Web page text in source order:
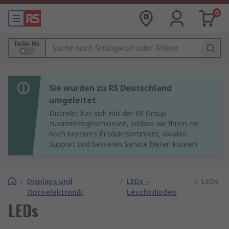
0
Teile-Nr.
Sie wurden zu RS Deutschland
umgeleitet
Distrelec hat sich mit der RS Group
zusammengeschlossen, sodass wir Ihnen ein
noch breiteres Produktsortiment, lokalen
Support und besseren Service bieten können.
/ Displays und
Optoelektronik
/ LEDs –
Leuchtdioden
/ LEDs
LEDs